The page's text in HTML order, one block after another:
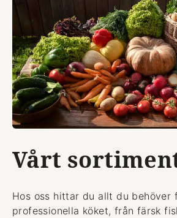
Vårt
Hos oss hittar du allt du behöver
professionella köket, från färsk